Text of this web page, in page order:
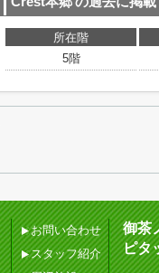
所在階
5階
お問い合わせ
スタッフ紹介
御茶
ピタ